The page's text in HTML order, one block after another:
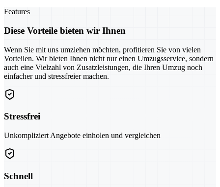
Features
Diese Vorteile bieten wir Ihnen
Wenn Sie mit uns umziehen möchten, profitieren Sie von vielen
Vorteilen. Wir bieten Ihnen nicht nur einen Umzugsservice, sondern
auch eine Vielzahl von Zusatzleistungen, die Ihren Umzug noch
einfacher und stressfreier machen.
Stressfrei
Unkompliziert Angebote einholen und vergleichen
Schnell